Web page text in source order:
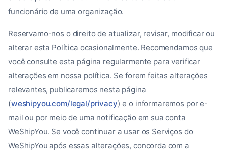
funcionário de uma organização.
Reservamo-nos o direito de atualizar, revisar, modificar ou
alterar esta Política ocasionalmente. Recomendamos que
você consulte esta página regularmente para verificar
alterações em nossa política. Se forem feitas alterações
relevantes, publicaremos nesta página
(weshipyou.com/legal/privacy) e o informaremos por e-
mail ou por meio de uma notificação em sua conta
WeShipYou. Se você continuar a usar os Serviços do
WeShipYou após essas alterações, concorda com a